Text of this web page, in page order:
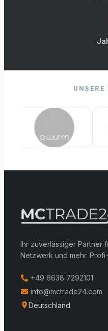
UNSERE
Ihr zuverlässiger Partner
Netzwerk und mehr.
+49 6638 7292101
info@mctrade24.com
Deutschland